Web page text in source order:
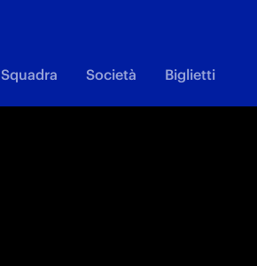
Squadra Società Biglietti